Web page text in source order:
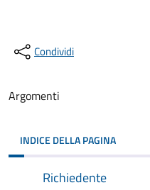
Condividi
Argomenti
INDICE DELLA PAGINA
Richiedente